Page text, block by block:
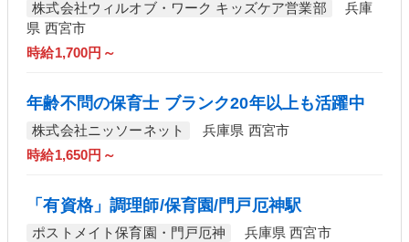
株式会社ウィルオブ・ワーク キッズケア営業部
兵庫
県 西宮市
時給1,700円～
年齢不問の保育士 ブランク20年以上も活躍中
株式会社ニッソーネット
兵庫県 西宮市
時給1,650円～
「有資格」調理師/保育園/門戸厄神駅
ポストメイト保育園・門戸厄神
兵庫県 西宮市